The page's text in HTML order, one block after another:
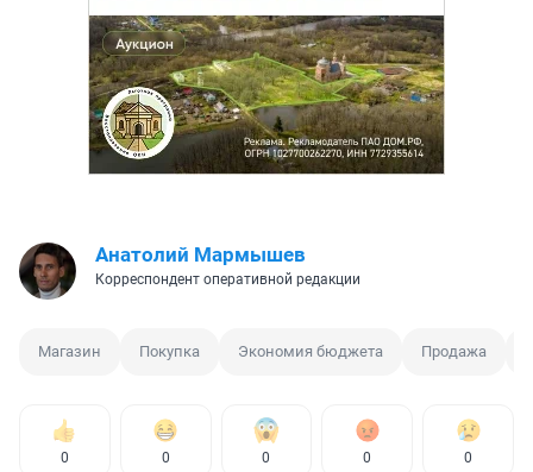
Анатолий Мармышев
Корреспондент оперативной редакции
Магазин Покупка Экономия бюджета Продажа
0 0 0 0 0